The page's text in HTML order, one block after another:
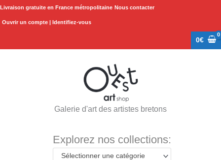
Aller
Livraison gratuite en France métropolitaine Nous contacter
Ouvrir un compte | Identifiez-vous
0€
Galerie d'art des artistes bretons
Explorez nos collections:
Sélectionner une catégorie